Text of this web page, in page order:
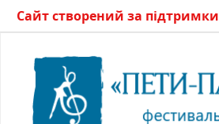
Сайт створений за підтримки